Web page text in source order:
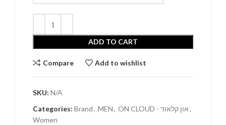
ADD TO CART
Compare Add to wishlist
SKU: N/A
Categories: Brand, MEN, ON CLOUD - און קלאוד,
Women